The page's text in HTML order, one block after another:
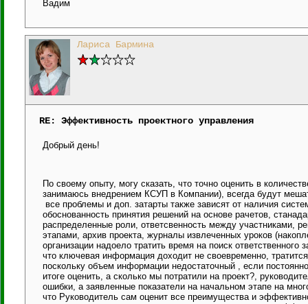
Вадим
Лариса Бармина
RE: Эффективность проектного управления
Добрый день!
По своему опыту, могу сказать, что точно оценить в
занимаюсь внедрением КСУП в Компании), всегда будут
все проблемы и доп. затарты также зависят от наличия
обоснованность принятия решений на основе рачетов,
распределенные роли, ответсвенность между участниками,
этапами, архив проекта, журналы извлеченных уроков
организации надоело тратить время на поиск
что ключевая информация доходит не своевременно,
поскольку объем информации недостаточный , если
итоге оценить, а сколько мы потратили на проект?,
ошибки, а заявленные показатели на начальном этапе на
что Руководитель сам оценит все преимущества и